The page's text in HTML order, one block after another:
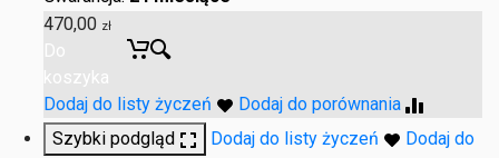
470,00 zł
Do
koszyka
Dodaj do listy życzeń
Dodaj do porównania
Szybki podgląd
Dodaj do listy życzeń
Dodaj do